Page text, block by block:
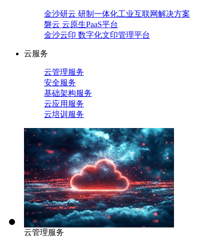
金沙研云 研制一体化工业互联网解决方案
磐云 云原生PaaS平台
金沙云印 数字化文印管理平台
云服务
云管理服务
安全服务
基础架构服务
云应用服务
云培训服务
云管理服务